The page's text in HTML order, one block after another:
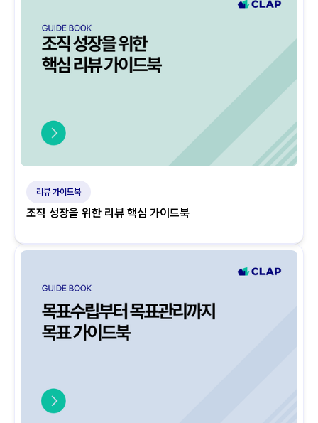
리뷰 가이드북
조직 성장을 위한 리뷰 핵심 가이드북